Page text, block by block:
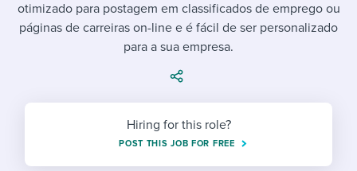
Mobilizing AI in my work
Evaluating candidates
Working together with others
Developing & retaining people
I WANT...
Job description templates
Interview question templates
Onboarding checklists
I WANT TO LEARN ABOUT...
Applying for a job
Pay & benefits
Attend webinars & events
Workable customer stories
Explore Workable
otimizado para postagem em classificados de emprego ou
páginas de carreiras on-line e é fácil de ser personalizado
para a sua empresa.
Hiring for this role?
POST THIS JOB FOR FREE